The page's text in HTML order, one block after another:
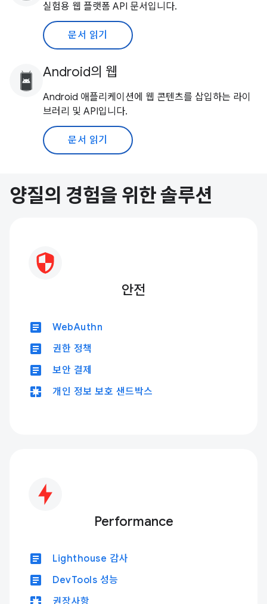
실험용 웹 플랫폼 API 문서입니다.
문서 읽기
Android의 웹
Android 애플리케이션에 웹 콘텐츠를 삽입하는 라이
브러리 및 API입니다.
문서 읽기
양질의 경험을 위한 솔루션
안전
article WebAuthn
article 권한 정책
article 보안 결제
pages 개인 정보 보호 샌드박스
Performance
article Lighthouse 감사
article DevTools 성능
권장사항